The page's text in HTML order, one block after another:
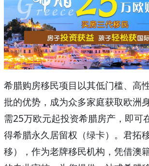
希腊购房移民项目以其低门槛、高
批的优势，成为众多家庭获取欧洲
需25万欧元起投资希腊房产，即可
得希腊永久居留权（绿卡）。君拓
移），作为老牌移民机构，凭借澳